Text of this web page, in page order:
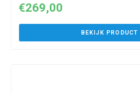
€269,00
BEKIJK PRODUCT